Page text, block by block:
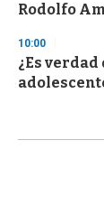
Rodolfo
10:00
¿Es